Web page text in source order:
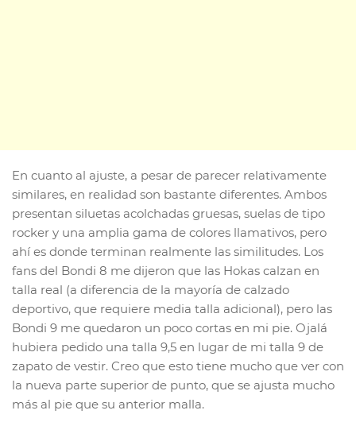
En cuanto al ajuste, a pesar de parecer relativamente
similares, en realidad son bastante diferentes. Ambos
presentan siluetas acolchadas gruesas, suelas de tipo
rocker y una amplia gama de colores llamativos, pero
ahí es donde terminan realmente las similitudes. Los
fans del Bondi 8 me dijeron que las Hokas calzan en
talla real (a diferencia de la mayoría de calzado
deportivo, que requiere media talla adicional), pero las
Bondi 9 me quedaron un poco cortas en mi pie. Ojalá
hubiera pedido una talla 9,5 en lugar de mi talla 9 de
zapato de vestir. Creo que esto tiene mucho que ver con
la nueva parte superior de punto, que se ajusta mucho
más al pie que su anterior malla.